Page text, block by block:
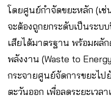
โดยศูนย์กำจัดขยะหลัก (เ
จะต้องถูกยกระดับเป็นระบ
เสียได้มาตรฐาน พร้อมผลั
พลังงาน (Waste to
กระจายศูนย์จัดการขยะไป
ตะวันออก เพื่อลดระยะเวล